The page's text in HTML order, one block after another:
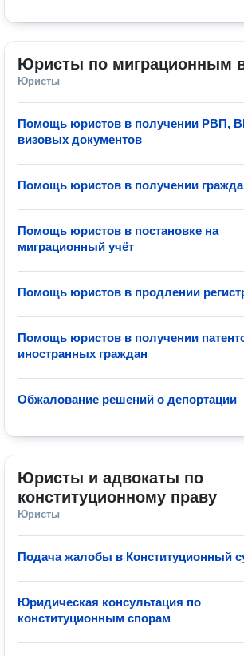
Юристы по миграционным
Юристы
Помощь юристов в получении РВП,
визовых документов
Помощь юристов в получении
Помощь юристов в постановке на
миграционный учёт
Помощь юристов в продлении
Помощь юристов в получении
иностранных граждан
Обжалование решений о депортации
Юристы и адвокаты по
конституционному праву
Юристы
Подача жалобы в Конституционный
Юридическая консультация по
конституционным спорам